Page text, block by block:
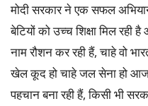
मोदी सरकार ने एक सफल
बेटियों को उच्च शिक्षा मिल रही
नाम रौशन कर रही हैं, चाहे वो
खेल कूद हो चाहे जल सेना हो
पहचान बना रही हैं, किसी भी